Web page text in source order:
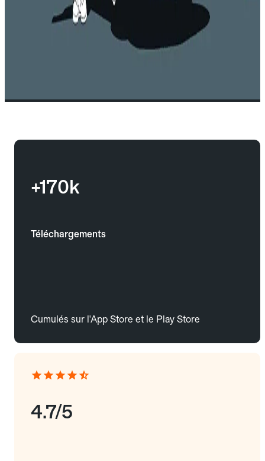
+170k
Téléchargements
Cumulés sur l'App Store et le Play Store
4.7/5